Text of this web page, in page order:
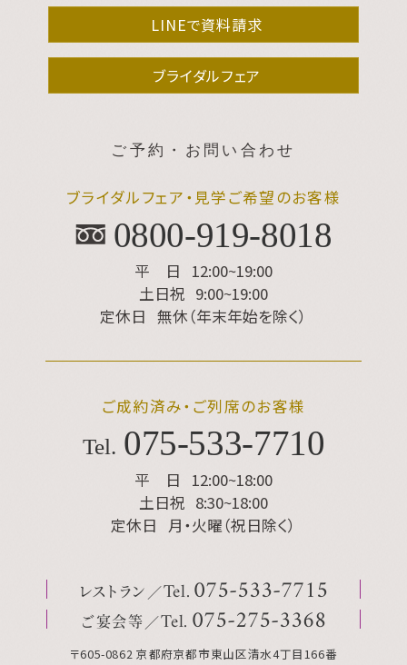
LINEで資料請求
ブライダルフェア
ご予約・お問い合わせ
ブライダルフェア・見学ご希望のお客様
0800-919-8018
平 日
12:00~19:00
土日祝 9:00~19:00
定休日 無休（年末年始を除く）
ご成約済み・ご列席のお客様
Tel. 075-533-7710
平 日
12:00~18:00
土日祝 8:30~18:00
定休日
月・火曜（祝日除く）
レストラン Tel. 075-533-7715
ご宴会等 Tel. 075-275-3368
〒605-0862 京都府京都市東山区清水4丁目166番